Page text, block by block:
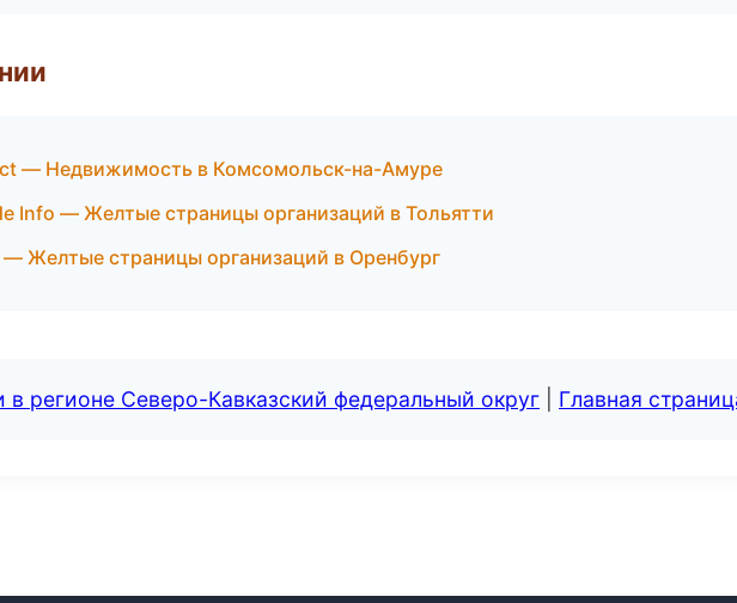
— Недвижимость в Комсомольск-на-Амуре
Info — Желтые страницы организаций в Тольятти
Желтые страницы организаций в Оренбург
в регионе Северо-Кавказский федеральный округ Главная